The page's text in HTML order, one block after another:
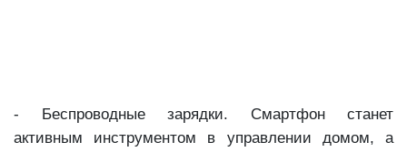
- Беспроводные зарядки. Смартфон станет
активным инструментом в управлении домом, а